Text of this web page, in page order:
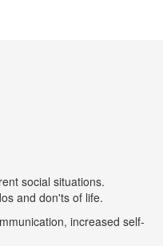
social situations.
and don'ts of life.
increased self-